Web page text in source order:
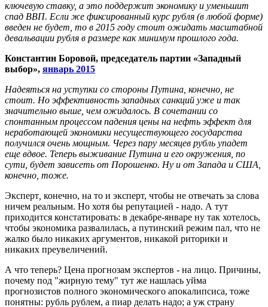
ключевую ставку, а это поддержит экономику и уменьшит
спад ВВП. Если же фиксированный курс рубля (в любой форме)
введен не будет, то в 2015 году стоит ожидать масштабной
девальвации рубля в размере как минимум прошлого года.
Константин Боровой, председатель партии «Западный
выбор», январь 2015
Надеяться на уступки со стороны Путина, конечно, не
стоит. Но эффективность западных санкций уже и так
значительно выше, чем ожидалось. В сочетании со
спонтанным процессом падения цены на нефть эффект для
неработающей экономики несуществующего государства
получился очень мощным. Через пару месяцев рубль упадет
еще вдвое. Теперь выживание Путина и его окружения, по
сути, будет зависеть от Порошенко. Ну и от Запада и США,
конечно, тоже.
Эксперт конечно, на то и эксперт, чтобы не отвечать за слова
ничем реальным. Но хотя бы репутацией - надо. А тут
приходится констатировать: в декабре-январе ну так хотелось,
чтобы экономика развалилась, а путинский режим пал, что не
жалко было никаких аргументов, никакой риторики и
никаких преувеличений.
А что теперь? Цена прогнозам экспертов - на лицо. Причины,
почему под "жирную тему" тут же нашлась уйма
прогнозистов полного экономического апокалипсиса, тоже
понятны: рубль рублем, а пиар делать надо; а уж страну